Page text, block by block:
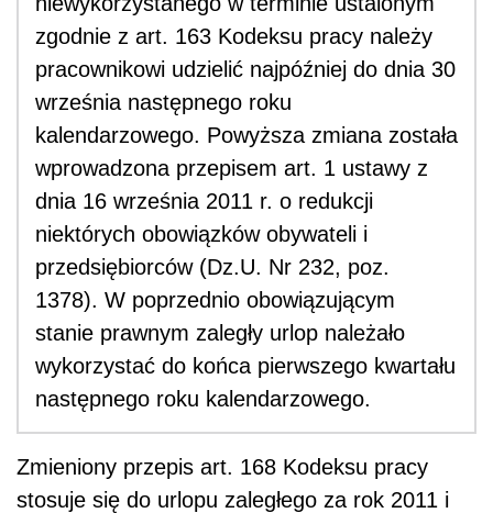
zgodnie z art. 163 Kodeksu pracy należy
pracownikowi udzielić najpóźniej do dnia 30
września następnego roku
kalendarzowego. Powyższa zmiana została
wprowadzona przepisem art. 1 ustawy z
dnia 16 września 2011 r. o redukcji
niektórych obowiązków obywateli i
przedsiębiorców (Dz.U. Nr 232, poz.
1378). W poprzednio obowiązującym
stanie prawnym zaległy urlop należało
wykorzystać do końca pierwszego kwartału
następnego roku kalendarzowego.
Zmieniony przepis art. 168 Kodeksu pracy
stosuje się do urlopu zaległego za rok 2011 i